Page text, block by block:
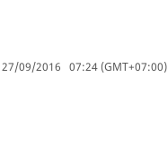
27/09/2016 07:24 (GMT+07:00)